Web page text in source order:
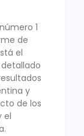
1
de
el
y
de los
el